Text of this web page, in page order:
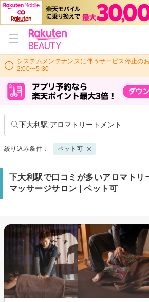
システムメンテナンスに伴うサービス停止の
2:00〜5:30
下大利駅,アロマトリートメント
絞り込み条件： ペット可
下大利駅で口コミが多いアロマトリ
マッサージサロン | ペット可